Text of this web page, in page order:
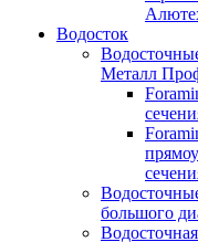
Водосток
Металл
большого